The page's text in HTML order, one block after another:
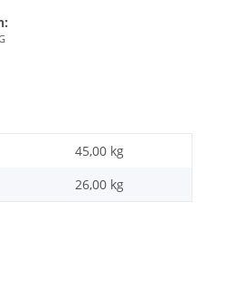
45,00 kg
26,00 kg